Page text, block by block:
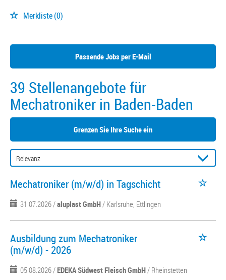
Merkliste(0)
Passende Jobs per E-Mail
39 Stellenangebote für
Mechatroniker in Baden-Baden
Grenzen Sie Ihre Suche ein
Mechatroniker (m/w/d) in Tagschicht
31.07.2026 /aluplast GmbH/ Karlsruhe, Ettlingen
Ausbildung zum Mechatroniker
(m/w/d) - 2026
05.08.2026 /EDEKA Südwest Fleisch GmbH/ Rheinstetten